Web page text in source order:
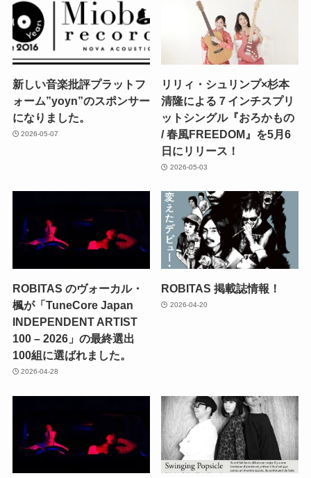
新しい音楽批評プラットフ
ォーム”yoyn”のスポンサー
になりました。
2026-05-07
リリィ・シュリンプ×杉本
清隆による７インチスプリ
ットシングル『おろかもの
/ 春風FREEDOM』を5月6
日にリリース！
2026-05-03
ROBITAS のヴォーカル・
楓が「TuneCore Japan
INDEPENDENT ARTIST
100 – 2026」の最終選出
100組に選ばれました。
2026-04-28
ROBITAS 掲載誌情報！
2026-04-20